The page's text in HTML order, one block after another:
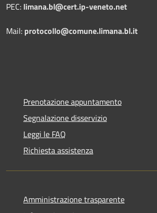
PEC: limana.bl@cert.ip-veneto.net
Mail: protocollo@comune.limana.bl.it
Prenotazione appuntamento
Segnalazione disservizio
Leggi le FAQ
Richiesta assistenza
Amministrazione trasparente